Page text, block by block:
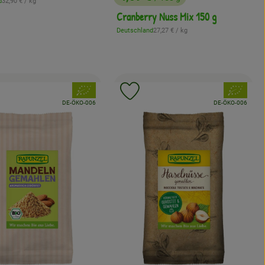
, Preis:
Cranberry Nuss Mix 150 g
, Herkunft:
Deutschland, Referenzpreis:
27,27 € / kg
, Verband:
, Kontrollstelle:
DE-ÖKO-006
zu Favouriten hinzufügen
, Verband:
, Kontrollstelle:
DE-ÖKO-006
Produkt zu Favouriten